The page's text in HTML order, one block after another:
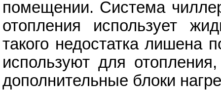
помещении. Система
отопления использует
такого недостатка лишена
используют для
дополнительные блоки